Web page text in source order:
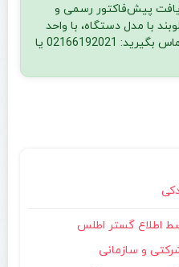
پیش‌فاکتور رسمی و
با مدل دستگاه، با واحد
فروش اطلاع گستر اطلس تماس بگیرید: 02166192021 یا
اطلاع گستر اطلس
و سازمانی